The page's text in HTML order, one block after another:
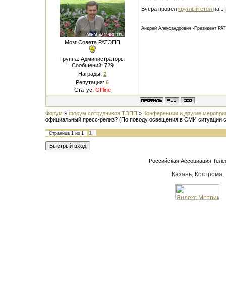
Мозг Совета РАТЭПП
Группа: Администраторы
Сообщений: 729
Награды: 2
Репутация: 6
Статус: Offline
Вчера провел круглый стол на
Андрей Александрович -Президент
Форум » форум сотрудников ТЭПП » Конференции и другие
официальный пресс-релиз? (По поводу освещения в СМИ ситуации
Страница 1 из 1 1
Российская Ассоциация
Казань,